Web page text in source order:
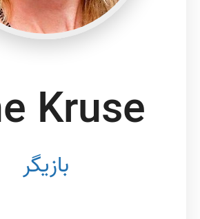
Kruse
بازیگر